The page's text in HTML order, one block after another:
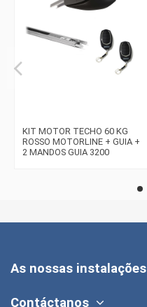
KIT MOTOR TECHO 60 KG
ROSSO MOTORLINE + GUIA +
2 MANDOS GUIA 3200
As nossas instalações
Contáctanos